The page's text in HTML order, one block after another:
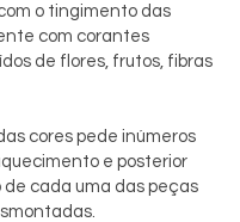
o tingimento das
com corantes
de flores, frutos, fibras
cores pede inúmeros
e posterior
cada uma das peças